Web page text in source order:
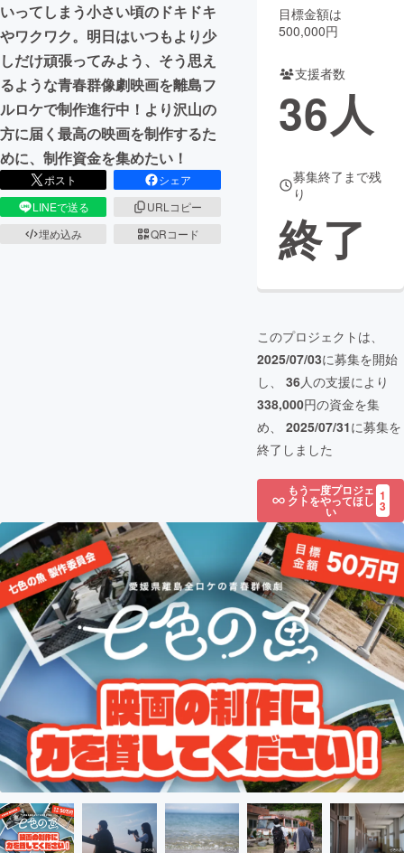
CAMPFIREふるさと納税machi-ya コミュニティ
いってしまう小さい頃のドキドキ
やワクワク。明日はいつもより少
しだけ頑張ってみよう、そう思え
るような青春群像劇映画を離島フ
ルロケで制作進行中！より沢山の
方に届く最高の映画を制作するた
めに、制作資金を集めたい！
ポスト
シェア
LINEで送る
URLコピー
埋め込み
QRコード
目標金額は
500,000円
支援者数
36人
募集終了まで残
り
終了
このプロジェクトは、
2025/07/03に募集を開始
し、 36人の支援により
338,000円の資金を集
め、 2025/07/31に募集を
終了しました
もう一度プロジェ
クトをやってほし
い
1
3